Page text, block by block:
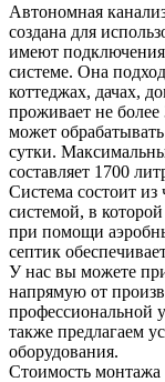
Автономная
создана для
имеют
системе. Она
коттеджах, дачах,
проживает не
может
сутки.
составляет 1700
Система состоит
системой, в
при помощи
септик
У нас вы можете
напрямую от
профессиональной
также предлагаем
оборудования.
Стоимость монтажа